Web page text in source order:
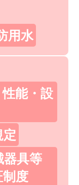
用水
能・設
具等
度